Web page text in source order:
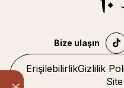
ErişilebilirlikGizlilik
Bize ulaşın